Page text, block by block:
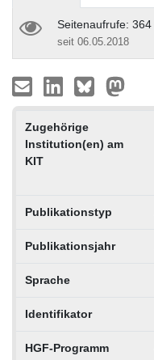
Seitenaufrufe: 364
seit 06.05.2018
Zugehörige
Institution(en) am
KIT
Publikationstyp
Publikationsjahr
Sprache
Identifikator
HGF-Programm